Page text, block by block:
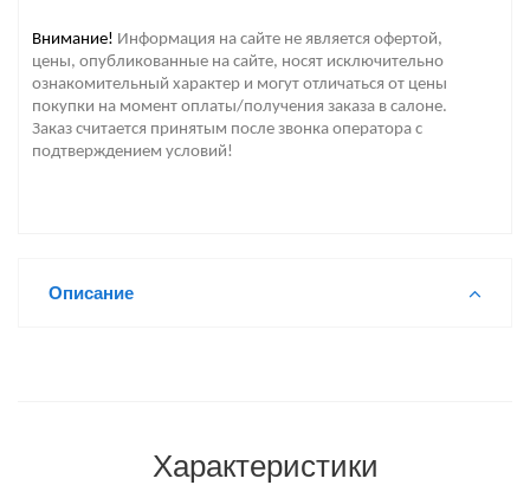
Внимание! Информация на сайте не является офертой,
цены, опубликованные на сайте, носят исключительно
ознакомительный характер и могут отличаться от цены
покупки на момент оплаты/получения заказа в салоне.
Заказ считается принятым после звонка оператора с
подтверждением условий!
Описание
Характеристики